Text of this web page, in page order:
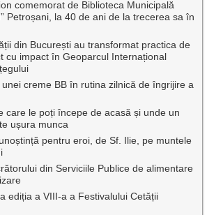
comemorat de Biblioteca Municipală
Petroșani, la 40 de ani de la trecerea sa în
din București au transformat practica de
cu impact în Geoparcul Internațional
creme BB în rutina zilnică de îngrijire a
care le poți începe de acasă și unde un
ușura munca
pentru eroi, de Sf. Ilie, pe muntele
din Serviciile Publice de alimentare
ediția a VIII-a a Festivalului Cetății